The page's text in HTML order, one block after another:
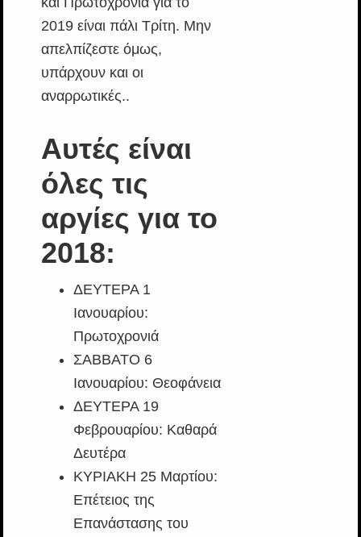
2019 είναι πάλι Τρίτη. Μην
απελπίζεστε όμως,
υπάρχουν και οι
αναρρωτικές..
Αυτές είναι
όλες τις
αργίες για το
2018:
ΔΕΥΤΕΡΑ 1
Ιανουαρίου:
Πρωτοχρονιά
ΣΑΒΒΑΤΟ 6
Ιανουαρίου: Θεοφάνεια
ΔΕΥΤΕΡΑ 19
Φεβρουαρίου: Καθαρά
Δευτέρα
ΚΥΡΙΑΚΗ 25 Μαρτίου:
Επέτειος της
Επανάστασης του